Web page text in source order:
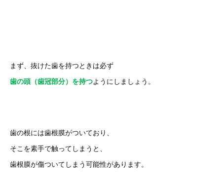
まず、抜けた歯を持つときは必ず
歯の頭（歯冠部分）を持つようにしましょう。
歯の根には歯根膜がついており、
そこを素手で触ってしまうと、
歯根膜が傷ついてしまう可能性があります。